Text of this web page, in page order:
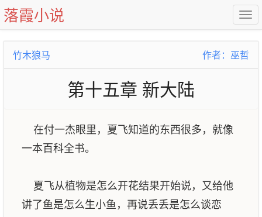
落霞小说
竹木狼马 作者：巫哲
第十五章 新大陆
在付一杰眼里，夏飞知道的东西很多，就像
一本百科全书。
夏飞从植物是怎么开花结果开始说，又给他
讲了鱼是怎么生小鱼，再说丢丢是怎么谈恋